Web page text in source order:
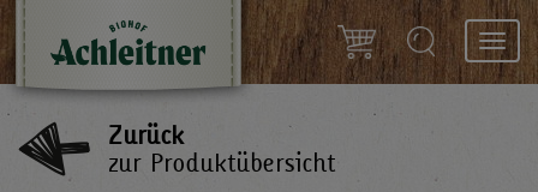
Zurück
zur Produktübersicht